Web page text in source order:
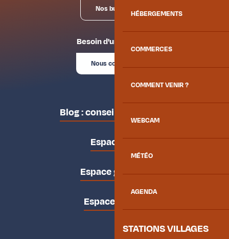
HÉBERGEMENTS
COMMERCES
COMMENT VENIR ?
WEBCAM
MÉTÉO
AGENDA
STATIONS VILLAGES
Nos bureaux
Besoin d'un conseil ?
Nous contacter
Blog : conseils des locaux
Espace pro
Espace groupes
Espace presse